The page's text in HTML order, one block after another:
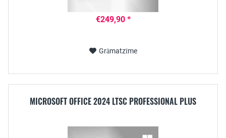
€249,90 *
Grāmatzīme
MICROSOFT OFFICE 2024 LTSC PROFESSIONAL PLUS